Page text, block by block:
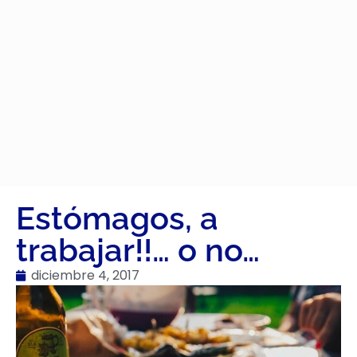
Estómagos, a
trabajar!!… o no…
diciembre 4, 2017